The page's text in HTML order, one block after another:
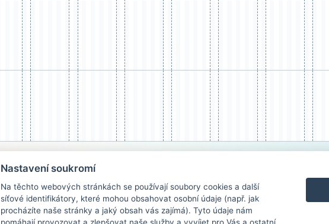
Nastavení soukromí
Na těchto webových stránkách se používají soubory cookies a další
síťové identifikátory, které mohou obsahovat osobní údaje (např. jak
procházíte naše stránky a jaký obsah vás zajímá). Tyto údaje nám